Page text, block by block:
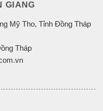
GIANG
Mỹ Tho, Tỉnh Đồng Tháp
Tháp